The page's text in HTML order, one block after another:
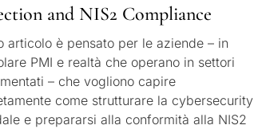
and NIS2 Compliance
articolo è pensato per le aziende – in
PMI e realtà che operano in settori
– che vogliono capire
come strutturare la cybersecurity
e prepararsi alla conformità alla NIS2